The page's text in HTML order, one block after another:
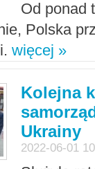
Od ponad
Polska
więcej »
Kolejna
Ukrainy
2022-06-01